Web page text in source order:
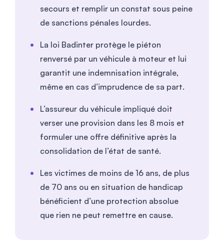
secours et remplir un constat sous peine
de sanctions pénales lourdes.
La loi Badinter protège le piéton
renversé par un véhicule à moteur et lui
garantit une indemnisation intégrale,
même en cas d’imprudence de sa part.
L’assureur du véhicule impliqué doit
verser une provision dans les 8 mois et
formuler une offre définitive après la
consolidation de l’état de santé.
Les victimes de moins de 16 ans, de plus
de 70 ans ou en situation de handicap
bénéficient d’une protection absolue
que rien ne peut remettre en cause.